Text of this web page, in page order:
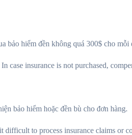
bảo hiểm đền không quá 300$ cho mỗi
case insurance is not purchased,
bảo hiểm hoặc đền bù cho đơn hàng.
to process insurance claims or